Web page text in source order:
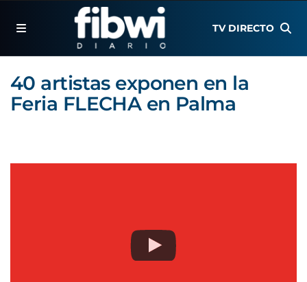
TV DIRECTO
40 artistas exponen en la
Feria FLECHA en Palma